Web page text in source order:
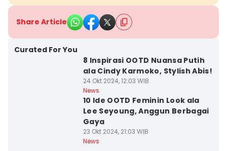
Share Article
Curated For You
8 Inspirasi OOTD Nuansa Putih
ala Cindy Karmoko, Stylish Abis!
24 Okt 2024, 12:03 WIB
News
10 Ide OOTD Feminin Look ala
Lee Seyoung, Anggun Berbagai
Gaya
23 Okt 2024, 21:03 WIB
News